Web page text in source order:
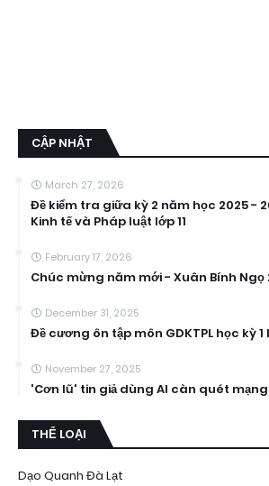
CẬP NHẬT
March 27, 2026
Đề kiểm tra giữa kỳ 2 năm học 2025 -
Kinh tế và Pháp luật lớp 11
February 17, 2026
Chúc mừng năm mới - Xuân Bính Ngọ
December 31, 2025
Đề cương ôn tập môn GDKTPL học kỳ 1
November 27, 2025
'Cơn lũ' tin giả dùng AI càn quét
THỂ LOẠI
Dạo Quanh Đà Lạt